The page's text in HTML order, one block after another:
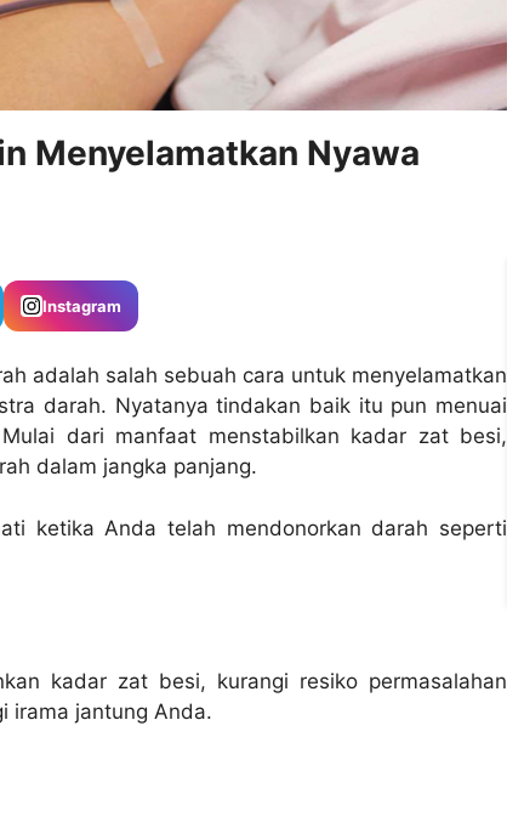
Menyelamatkan Nyawa
Instagram
adalah salah sebuah cara untuk menyelamatkan
darah. Nyatanya tindakan baik itu pun menuai
dari manfaat menstabilkan kadar zat besi,
dalam jangka panjang.
ketika Anda telah mendonorkan darah seperti
kadar zat besi, kurangi resiko permasalahan
irama jantung Anda.